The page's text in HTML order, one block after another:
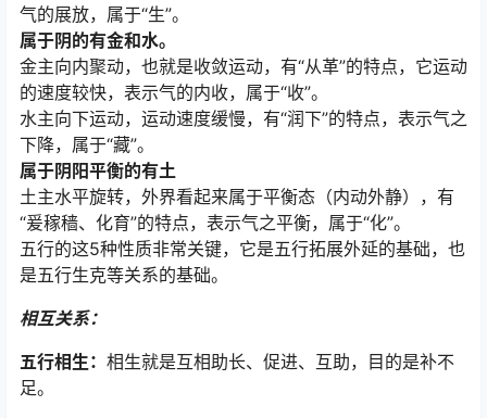
气的展放，属于“生”。
属于阴的有金和水。
金主向内聚动，也就是收敛运动，有“从革”的特点，它运动
的速度较快，表示气的内收，属于“收”。
水主向下运动，运动速度缓慢，有“润下”的特点，表示气之
下降，属于“藏”。
属于阴阳平衡的有土
土主水平旋转，外界看起来属于平衡态（内动外静），有
“爰稼穑、化育”的特点，表示气之平衡，属于“化”。
五行的这5种性质非常关键，它是五行拓展外延的基础，也
是五行生克等关系的基础。
相互关系：
五行相生： 相生就是互相助长、促进、互助，目的是补不
足。